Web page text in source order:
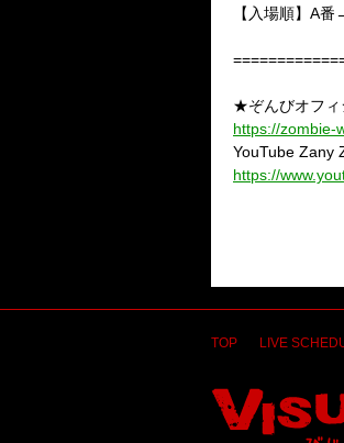
【入場順】A
★ぞんびオフ
https://zombie-
YouTube Zany
https://
TOP LIVE